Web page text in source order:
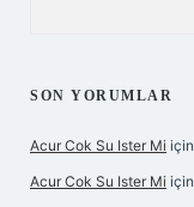
SON YORUMLAR
Acur Cok Su Ister Mi için
Acur Cok Su Ister Mi için